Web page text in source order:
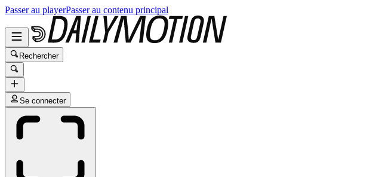
Passer au playerPasser au contenu principal
Rechercher
Se connecter